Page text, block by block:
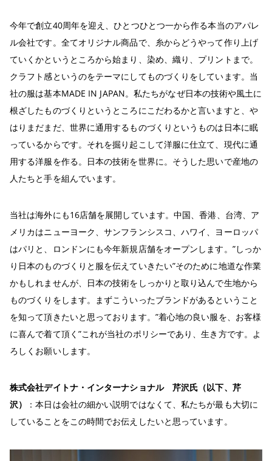
今年で創立40周年を迎え、ひとつひとつ一から作る本当のアパレ
ル会社です。全てオリジナル商品で、糸からどうやって作り上げ
ていくかというところから始まり、染め、織り、プリントまで。
クラフト感というのをテーマにしてものづくりをしています。当
社の服は基本MADE IN JAPAN。私たちがなぜ日本の技術や風土に
根ざしたものづくりというところにこだわるかと言いますと、や
はりまだまだ、世界に通用するものづくりというものは日本に眠
っているからです。それを掘り起こして洋服に仕立て、現代に通
用する洋服を作る。日本の技術を世界に。そうした思いで産地の
人たちと手を組んでいます。
当社は海外にも16店舗を展開しています。中国、香港、台湾、ア
メリカはニューヨーク、サンフランシスコ、ハワイ、ヨーロッパ
はパリと、ロンドンにも今年新規店舗をオープンします。”しっか
り日本のものづくりと服を伝えていきたい”そのために地道な作業
かもしれませんが、日本の技術をしっかりと取り込んで生地から
ものづくりをします。まずこういったブランドがあるということ
を知って頂きたいと思っております。”着心地の良い服を、お客様
に喜んで着て頂く”これが当社のポリシーであり、生き方です。よ
ろしくお願いします。
株式会社デイトナ・インターナショナル 芹沢氏（以下、芹
沢）
：本日は会社の細かい説明ではなくて、私たちが最も大切に
していることをこの時間でお伝えしたいと思っています。